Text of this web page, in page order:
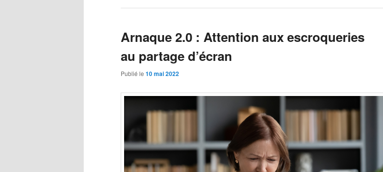
Arnaque 2.0 : Attention aux escroqueries
au partage d’écran
Publié le 10 mai 2022